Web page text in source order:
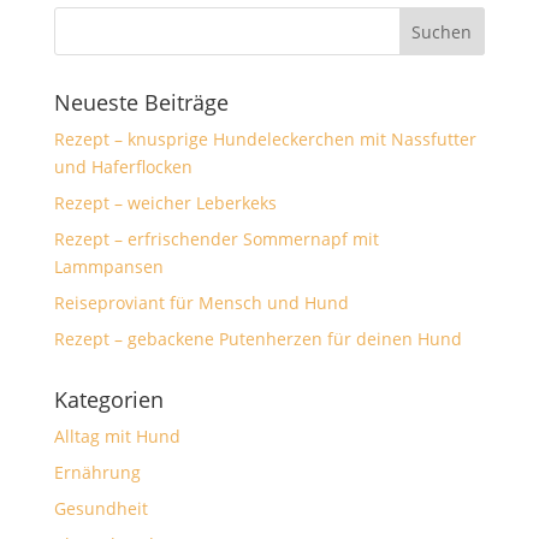
Neueste Beiträge
Rezept – knusprige Hundeleckerchen mit Nassfutter
und Haferflocken
Rezept – weicher Leberkeks
Rezept – erfrischender Sommernapf mit
Lammpansen
Reiseproviant für Mensch und Hund
Rezept – gebackene Putenherzen für deinen Hund
Kategorien
Alltag mit Hund
Ernährung
Gesundheit